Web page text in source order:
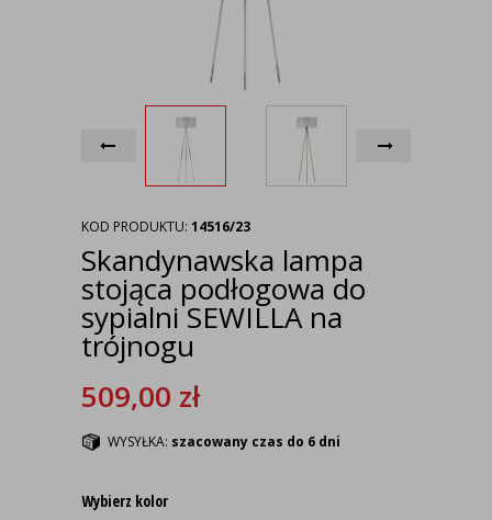
KOD PRODUKTU: 14516/23
Skandynawska lampa
stojąca podłogowa do
sypialni SEWILLA na
trójnogu
509,00 zł
WYSYŁKA: szacowany czas do 6 dni
Wybierz kolor